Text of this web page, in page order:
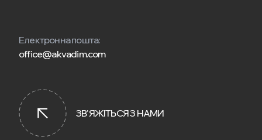
Електронна пошта:
office@akvadim.com
ЗВ'ЯЖІТЬСЯ З НАМИ